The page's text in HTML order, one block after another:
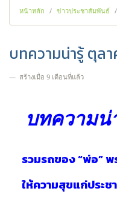
หน้าหลัก ข่าวประชาสัมพันธ์
บทความน่ารู้ ตุล
สร้างเมื่อ 9 เดือนที่แล้ว
บทความน่
รวมรถของ “พ่อ” พ
ให้ความสุขแก่ประช